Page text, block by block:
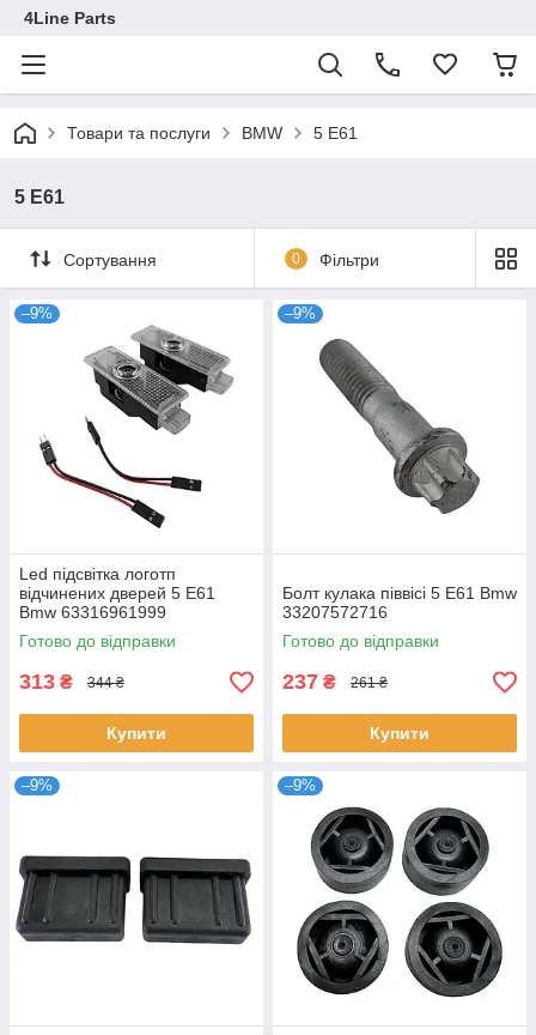
4Line Parts
Товари та послуги BMW 5 E61
5 E61
Сортування 0 Фільтри
–9%
Led підсвітка логотп
відчинених дверей 5 E61
Bmw 63316961999
63310150819 63316902911
Готово до відправки
313 ₴ 344 ₴
Купити
–9%
Болт кулака піввісі 5 E61 Bmw
33207572716
Готово до відправки
237 ₴ 261 ₴
Купити
–9% –9%